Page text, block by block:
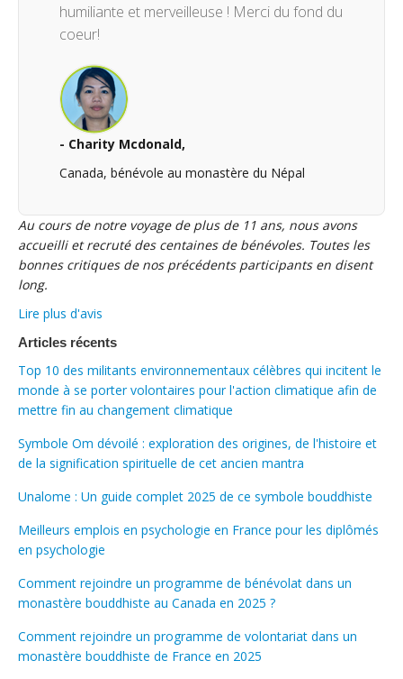
humiliante et merveilleuse ! Merci du fond du
coeur!
- Charity Mcdonald,
Canada, bénévole au monastère du Népal
Au cours de notre voyage de plus de 11 ans, nous avons
accueilli et recruté des centaines de bénévoles. Toutes les
bonnes critiques de nos précédents participants en disent
long.
Lire plus d'avis
Articles récents
Top 10 des militants environnementaux célèbres qui incitent le
monde à se porter volontaires pour l'action climatique afin de
mettre fin au changement climatique
Symbole Om dévoilé : exploration des origines, de l'histoire et
de la signification spirituelle de cet ancien mantra
Unalome : Un guide complet 2025 de ce symbole bouddhiste
Meilleurs emplois en psychologie en France pour les diplômés
en psychologie
Comment rejoindre un programme de bénévolat dans un
monastère bouddhiste au Canada en 2025 ?
Comment rejoindre un programme de volontariat dans un
monastère bouddhiste de France en 2025